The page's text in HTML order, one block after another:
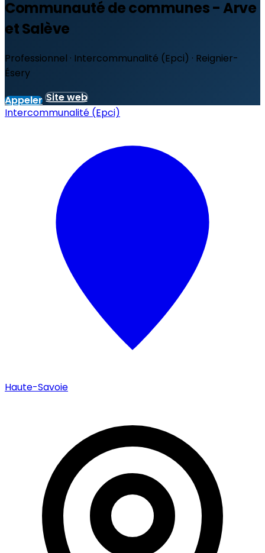
Communauté de communes - Arve
et Salève
Professionnel · Intercommunalité (Epci) · Reignier-
Ésery
Appeler Site web
Intercommunalité (Epci)
Haute-Savoie